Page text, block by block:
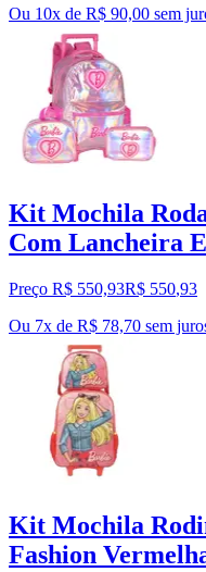
Ou 10x de R$ 90,00 sem
Kit Mochila
Com Lancheira
Preço R$ 550,93R$ 550,93
Ou 7x de R$ 78,70 sem
Kit Mochila
Fashion